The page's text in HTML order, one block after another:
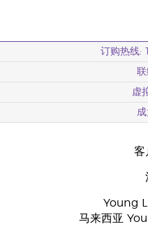
订购热线:
联
虚
客
Young
马来西亚